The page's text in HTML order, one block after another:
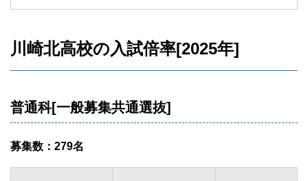
川崎北高校の入試倍率[2025年]
普通科[一般募集共通選抜]
募集数：279名